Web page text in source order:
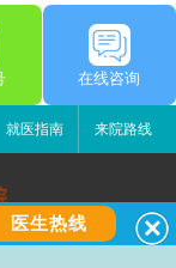
在线咨询
就医指南 来院路线
医生热线